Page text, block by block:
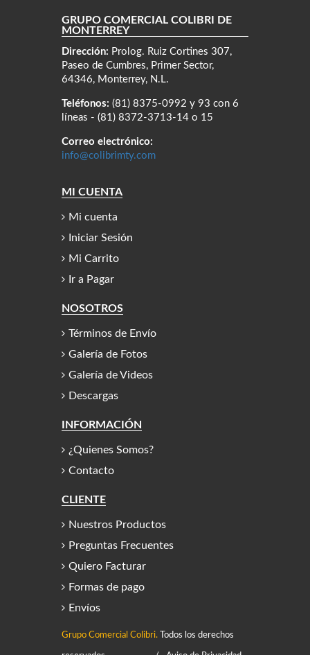
GRUPO COMERCIAL COLIBRÍ DE
MONTERREY
Dirección: Prolog. Ruiz Cortines 307,
Paseo de Cumbres, Primer Sector,
64346, Monterrey, N.L.
Teléfonos: (81) 8375-0992 y 93 con 6
líneas - (81) 8372-3713-14 o 15
Correo electrónico:
info@colibrimty.com
MI CUENTA
Mi cuenta
Iniciar Sesión
Mi Carrito
Ir a Pagar
NOSOTROS
Términos de Envío
Galería de Fotos
Galería de Videos
Descargas
INFORMACIÓN
¿Quienes Somos?
Contacto
CLIENTE
Nuestros Productos
Preguntas Frecuentes
Quiero Facturar
Formas de pago
Envíos
Grupo Comercial Colibri. Todos los derechos